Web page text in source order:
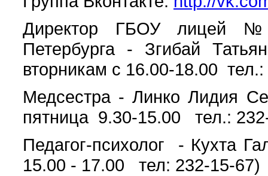
Директор ГБОУ лицей
Петербурга - Згибай
вторникам с 16.00-18.00 тел.:
Медсестра - Линко Лидия
пятница 9.30-15.00 тел.:
Педагог-психолог - Кухта
15.00 - 17.00 тел: 232-15-67)